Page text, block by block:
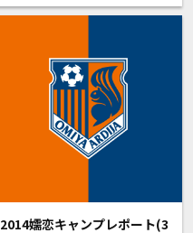
2014嬬恋キャンプレポート(3